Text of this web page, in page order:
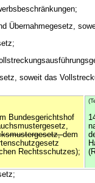
Übernahmegesetz,
soweit das
Bundesgerichtshof
dem
Rechtsschutzes);